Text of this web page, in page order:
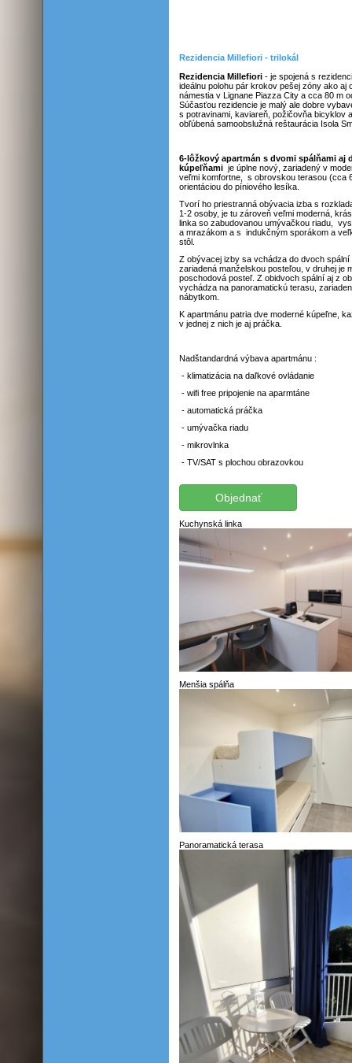
Rezidencia Millefiori - trilokál
Rezidencia Millefiori - je spojená s
ideálnu polohu pár krokov pešej zóny ako aj
námestia v Lignane Piazza City a cca 80 m
Súčasťou rezidencie je malý ale dobre
s potravinami, kaviareň, požičovňa bicyklov
obľúbená samoobslužná reštaurácia Isola
6-lôžkový apartmán s dvomi spálňami aj
kúpeľňami je úplne nový, zariadený v
veľmi komfortne, s obrovskou terasou (cca
orientáciou do píniového lesíka.
Tvorí ho priestranná obývacia izba s
1-2 osoby, je tu zároveň veľmi moderná,
linka so zabudovanou umývačkou riadu,
a mrazákom a s indukčným sporákom a
stôl.
Z obývacej izby sa vchádza do dvoch spální
zariadená manželskou posteľou, v druhej je
poschodová posteľ. Z obidvoch spální aj z
vychádza na panoramatickú terasu,
nábytkom.
K apartmánu patria dve moderné kúpeľne,
v jednej z nich je aj práčka.
Nadštandardná výbava apartmánu :
- klimatizácia na daľkové ovládanie
- wifi free pripojenie na aparmtáne
- automatická práčka
- umývačka riadu
- mikrovlnka
- TV/SAT s plochou obrazovkou
Kuchynská linka
Menšia spálňa
Panoramatická terasa